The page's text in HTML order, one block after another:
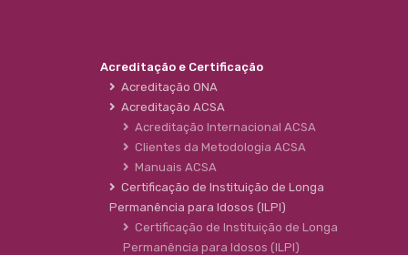
Acreditação e Certificação
Acreditação ONA
Acreditação ACSA
Acreditação Internacional ACSA
Clientes da Metodologia ACSA
Manuais ACSA
Certificação de Instituição de Longa
Permanência para Idosos (ILPI)
Certificação de Instituição de Longa
Permanência para Idosos (ILPI)